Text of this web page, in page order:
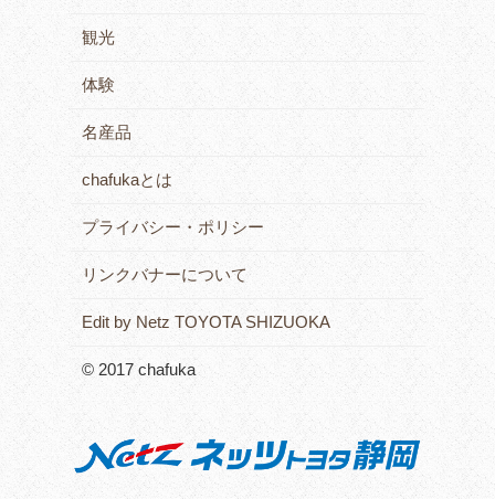
観光
体験
名産品
chafukaとは
プライバシー・ポリシー
リンクバナーについて
Edit by Netz TOYOTA SHIZUOKA
© 2017 chafuka